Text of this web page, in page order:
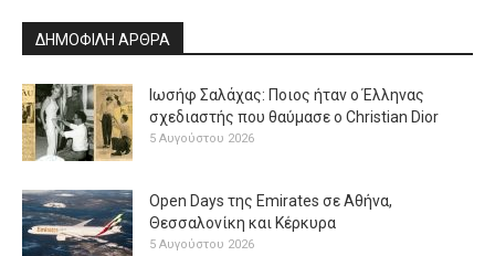
ΔΗΜΟΦΙΛΗ ΑΡΘΡΑ
Ιωσήφ Σαλάχας: Ποιος ήταν ο Έλληνας
σχεδιαστής που θαύμασε ο Christian Dior
5 Αυγούστου 2026
Open Days της Emirates σε Αθήνα,
Θεσσαλονίκη και Κέρκυρα
5 Αυγούστου 2026